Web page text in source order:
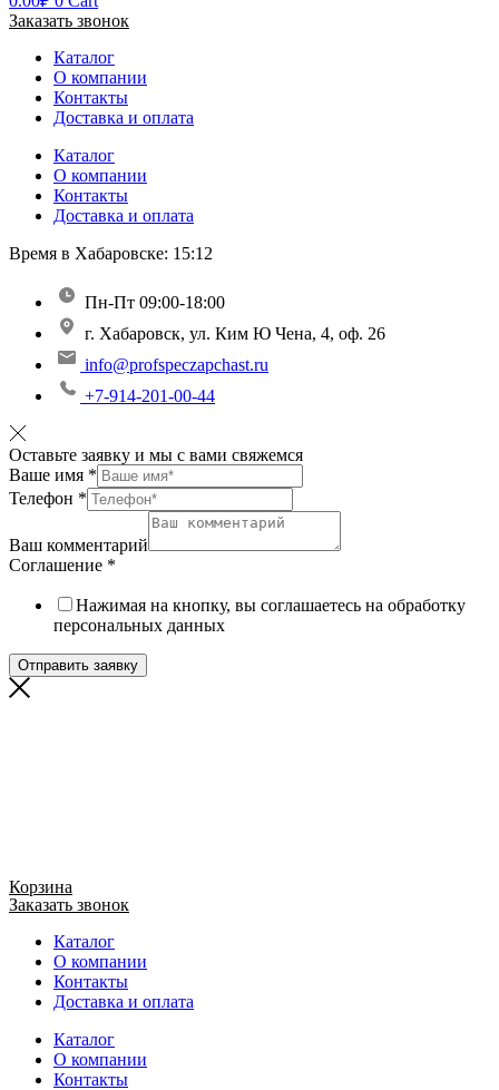
Заказать звонок
Каталог
О компании
Контакты
Доставка и оплата
Каталог
О компании
Контакты
Доставка и оплата
Время в Хабаровске: 15:12
Пн-Пт 09:00-18:00
г. Хабаровск, ул. Ким Ю Чена, 4, оф. 26
info@profspeczapchast.ru
+7-914-201-00-44
Оставьте заявку и мы с вами свяжемся
Ваше имя *
Телефон *
Ваш комментарий
Соглашение *
Нажимая на кнопку, вы соглашаетесь на обработку
персональных данных
Отправить заявку
Корзина
Заказать звонок
Каталог
О компании
Контакты
Доставка и оплата
Каталог
О компании
Контакты